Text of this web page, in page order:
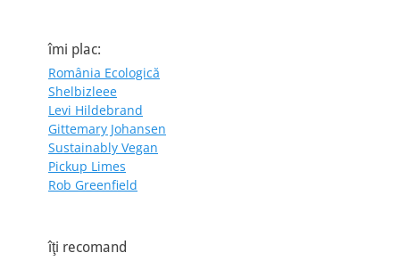
îmi plac:
România Ecologică
Shelbizleee
Levi Hildebrand
Gittemary Johansen
Sustainably Vegan
Pickup Limes
Rob Greenfield
îţi recomand